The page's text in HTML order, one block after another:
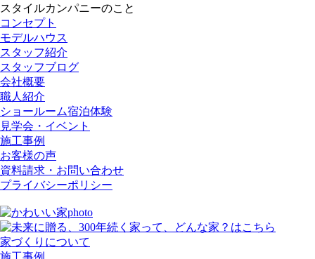
スタイルカンパニーのこと
コンセプト
モデルハウス
スタッフ紹介
スタッフブログ
会社概要
職人紹介
ショールーム宿泊体験
見学会・イベント
施工事例
お客様の声
資料請求・お問い合わせ
プライバシーポリシー
家づくりについて
施工事例